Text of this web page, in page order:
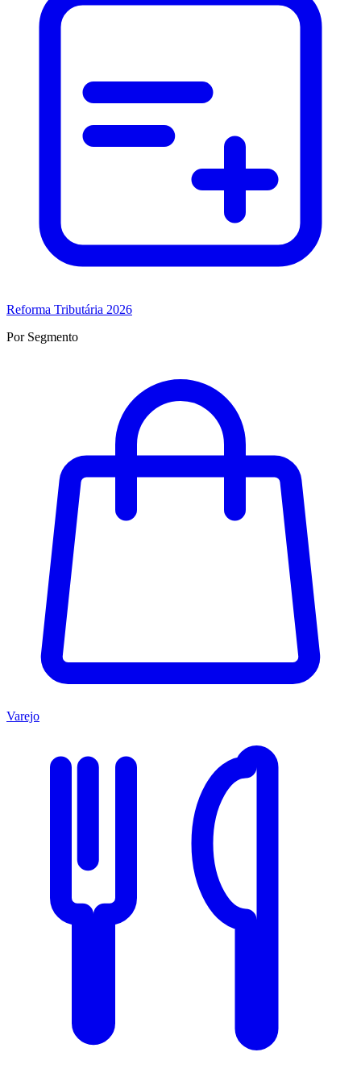
Reforma Tributária 2026
Por Segmento
Varejo